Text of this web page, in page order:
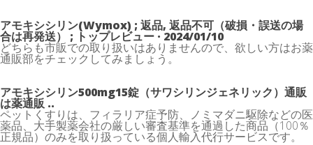
アモキシシリン(Wymox) ; 返品, 返品不可（破損・誤送の場
合は再発送） ; トップレビュー · 2024/01/10
どちらも市販での取り扱いはありませんので、欲しい方はお薬
通販部をチェックしてみましょう。
アモキシシリン500mg15錠（サワシリンジェネリック）通販
は薬通販 ..
ペットくすりは、フィラリア症予防、ノミマダニ駆除などの医
薬品、大手製薬会社の厳しい審査基準を通過した商品（100％
正規品）のみを取り扱っている個人輸入代行サービスです。